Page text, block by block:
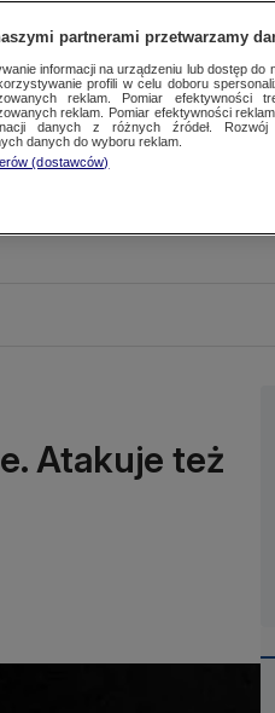
Atakuje też
partnerami przetwarzamy
informacji na urządzeniu lub dostęp do
profili w celu doboru
reklam. Pomiar efektywności
reklam. Pomiar efektywności
danych z różnych źródeł. Rozwój
danych do wyboru reklam.
(dostawców)